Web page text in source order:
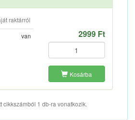
raktárról
van 2999 Ft
Kosárba
cikkszámból 1 db-ra vonatkozik.